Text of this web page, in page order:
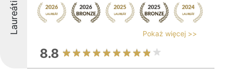
Laureáti Pokaż więcej >>
8.8